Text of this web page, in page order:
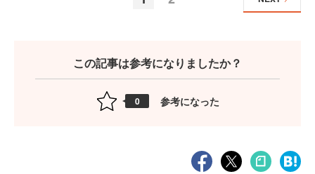
この記事は参考になりましたか？
0 参考になった